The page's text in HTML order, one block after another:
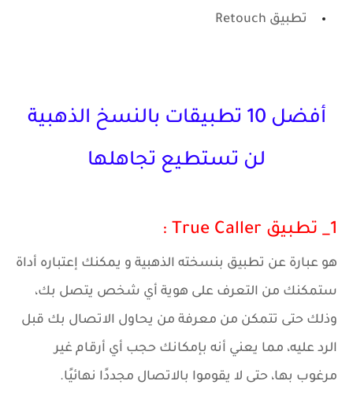
تطبيق Retouch
أفضل 10 تطبيقات بالنسخ الذهبية
لن تستطيع تجاهلها
1_ تطبيق True Caller :
هو عبارة عن تطبيق بنسخته الذهبية و يمكنك إعتباره أداة
ستمكنك من التعرف على هوية أي شخص يتصل بك،
وذلك حتى تتمكن من معرفة من يحاول الاتصال بك قبل
الرد عليه، مما يعني أنه بإمكانك حجب أي أرقام غير
مرغوب بها، حتى لا يقوموا بالاتصال مجددًا نهائيًا.